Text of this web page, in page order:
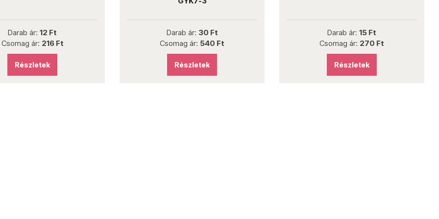
Darab ár:12 Ft
ár:216 Ft
Részletek
Darab ár:30 Ft
Csomag ár:540 Ft
Részletek
Darab ár:15 Ft
Csomag ár:270 Ft
Részletek